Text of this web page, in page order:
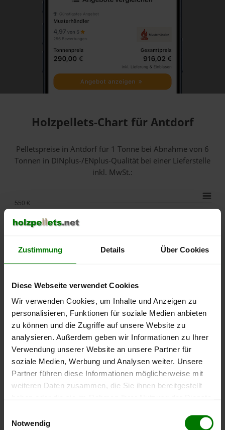
Zustimmung Details Über Cookies
Diese Webseite verwendet Cookies
Wir verwenden Cookies, um Inhalte und Anzeigen zu
personalisieren, Funktionen für soziale Medien anbieten
zu können und die Zugriffe auf unsere Website zu
analysieren. Außerdem geben wir Informationen zu Ihrer
Verwendung unserer Website an unsere Partner für
soziale Medien, Werbung und Analysen weiter. Unsere
Partner führen diese Informationen möglicherweise mit
weiteren Daten zusammen, die Sie ihnen bereitgestellt
Notwendig
Holzpellets-Chart für Antdorf
Pelletspreise in Antdorf für 1 Tonne bei Abnahmevon 6
Tonnen in DINplus-/ENplus-Qualität bei einer Lieferstelle
inkl. MwSt.:
lose Ware Sackware
September
Januar
Mai
250 €
450 €
500 €
550 €
Die aktuelle Preisentwicklung für Holzpellets in Deutschland